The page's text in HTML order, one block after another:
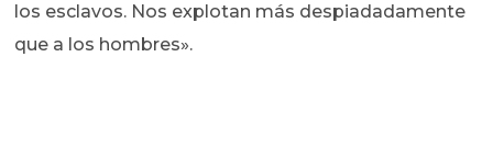
los esclavos. Nos explotan más despiadadamente
que a los hombres».